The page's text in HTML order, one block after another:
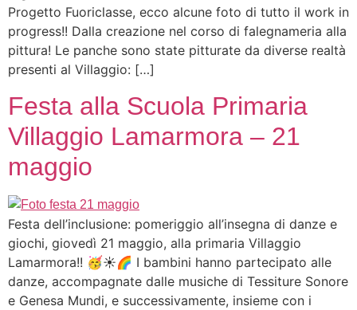
Progetto Fuoriclasse, ecco alcune foto di tutto il work in
progress!! Dalla creazione nel corso di falegnameria alla
pittura! Le panche sono state pitturate da diverse realtà
presenti al Villaggio: […]
Festa alla Scuola Primaria
Villaggio Lamarmora – 21
maggio
Festa dell’inclusione: pomeriggio all’insegna di danze e
giochi, giovedì 21 maggio, alla primaria Villaggio
Lamarmora!! 🥳☀️🌈 I bambini hanno partecipato alle
danze, accompagnate dalle musiche di Tessiture Sonore
e Genesa Mundi, e successivamente, insieme con i